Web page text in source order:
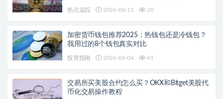
热点追踪 2026-06-11 20
加密货币钱包推荐2025：热钱包还是冷钱包？
我用过的8个钱包真实对比
投资指南 2026-06-04 41
交易所买美股合约怎么买？OKX和Bitget美股代
币化交易操作教程